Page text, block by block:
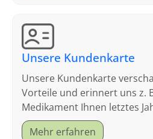
Unsere Kundenkarte
Unsere Kundenkarte
Vorteile und erinnert uns z.
Medikament Ihnen letztes
geholfen hat.
Mehr erfahren